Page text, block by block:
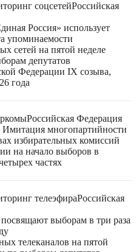
соцсетейРоссийская
Россия» использует
упоминаемости
сетей на пятой неделе
депутатов
Федерации IX созыва,
года
Российская Федерация
Имитация многопартийности
избирательных комиссий
на начало выборов в
частях
телеэфираРоссийская
выборам в три раза
телеканалов на пятой